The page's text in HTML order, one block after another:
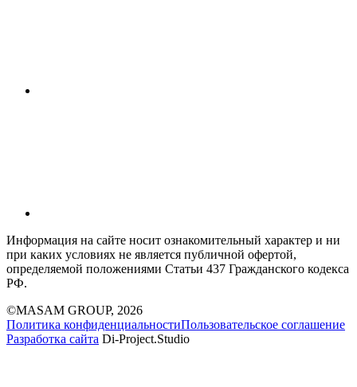
Информация на сайте носит ознакомительный характер и ни
при каких условиях не является публичной офертой,
определяемой положениями Статьи 437 Гражданского кодекса
РФ.
©MASAM GROUP, 2026
Политика конфиденциальностиПользовательское соглашение
Разработка сайта Di-Project.Studio